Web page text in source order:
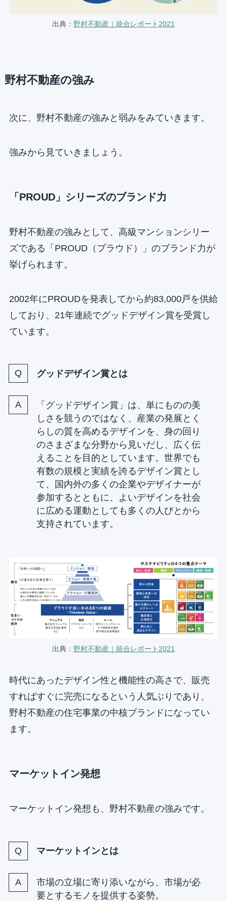
出典： 野村不動産｜統合レポート2021
野村不動産の強み
次に、野村不動産の強みと弱みをみていきます。
強みから見ていきましょう。
「PROUD」シリーズのブランド力
野村不動産の強みとして、高級マンションシリー
ズである「PROUD（プラウド）」のブランド力が
挙げられます。
2002年にPROUDを発表してから約83,000戸を供給
しており、21年連続でグッドデザイン賞を受賞し
ています。
グッドデザイン賞とは
「グッドデザイン賞」は、単にものの美
しさを競うのではなく、産業の発展とく
らしの質を高めるデザインを、身の回り
のさまざまな分野から見いだし、広く伝
えることを目的としています。世界でも
有数の規模と実績を誇るデザイン賞とし
て、国内外の多くの企業やデザイナーが
参加するとともに、よいデザインを社会
に広める運動としても多くの人びとから
支持されています。
出典： 野村不動産｜統合レポート2021
時代にあったデザイン性と機能性の高さで、販売
すればすぐに完売になるという人気ぶりであり、
野村不動産の住宅事業の中核ブランドになってい
ます。
マーケットイン発想
マーケットイン発想も、野村不動産の強みです。
マーケットインとは
市場の立場に寄り添いながら、市場が必
要とするモノを提供する姿勢。